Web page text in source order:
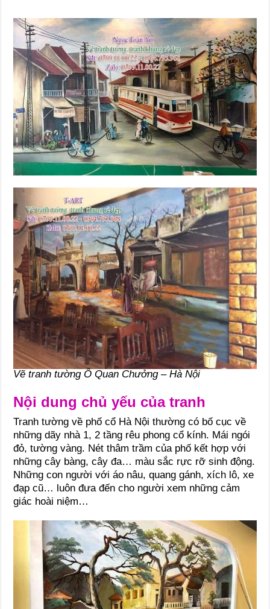
Vẽ tranh tường Ô Quan Chưởng – Hà Nội
Nội dung chủ yếu của tranh
Tranh tường về phố cổ Hà Nội thường có bố cục về
những dãy nhà 1, 2 tầng rêu phong cổ kính. Mái ngói
đỏ, tường vàng. Nét thâm trầm của phố kết hợp với
những cây bàng, cây đa… màu sắc rực rỡ sinh động.
Những con người với áo nâu, quang gánh, xích lô, xe
đạp cũ… luôn đưa đến cho người xem những cảm
giác hoài niệm…